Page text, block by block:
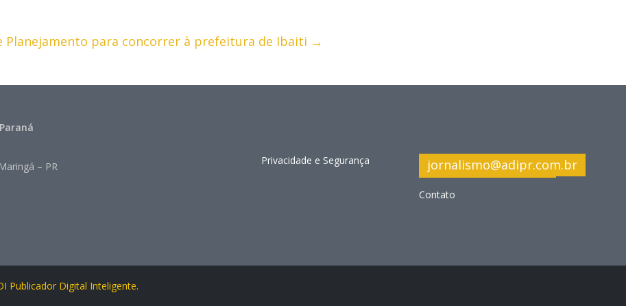
Planejamento para concorrer à prefeitura de Ibaiti →
– PR
Privacidade e Segurança jornalismo@adipr.com.br
Contato
Publicador Digital Inteligente.